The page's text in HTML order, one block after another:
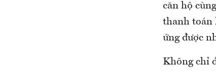
căn hộ
thanh toán
ứng được
Không chỉ